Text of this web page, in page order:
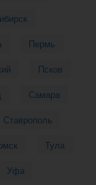
Пермь
Псков
Самара
Ставрополь
Тула
Уфа